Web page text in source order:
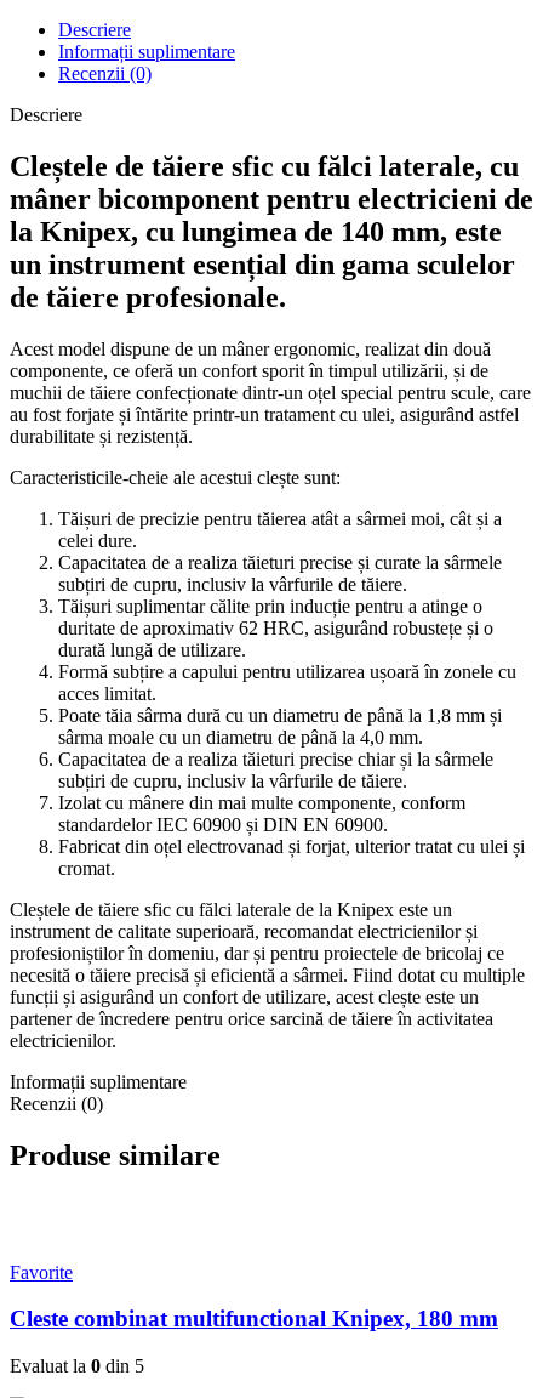
Descriere
Informații suplimentare
Recenzii (0)
Descriere
Cleștele de tăiere sfic cu fălci laterale, cu
mâner bicomponent pentru electricieni de
la Knipex, cu lungimea de 140 mm, este
un instrument esențial din gama sculelor
de tăiere profesionale.
Acest model dispune de un mâner ergonomic, realizat din două
componente, ce oferă un confort sporit în timpul utilizării, și de
muchii de tăiere confecționate dintr-un oțel special pentru scule, care
au fost forjate și întărite printr-un tratament cu ulei, asigurând astfel
durabilitate și rezistență.
Caracteristicile-cheie ale acestui clește sunt:
Tăișuri de precizie pentru tăierea atât a sârmei moi, cât și a
celei dure.
Capacitatea de a realiza tăieturi precise și curate la sârmele
subțiri de cupru, inclusiv la vârfurile de tăiere.
Tăișuri suplimentar călite prin inducție pentru a atinge o
duritate de aproximativ 62 HRC, asigurând robustețe și o
durată lungă de utilizare.
Formă subțire a capului pentru utilizarea ușoară în zonele cu
acces limitat.
Poate tăia sârma dură cu un diametru de până la 1,8 mm și
sârma moale cu un diametru de până la 4,0 mm.
Capacitatea de a realiza tăieturi precise chiar și la sârmele
subțiri de cupru, inclusiv la vârfurile de tăiere.
Izolat cu mânere din mai multe componente, conform
standardelor IEC 60900 și DIN EN 60900.
Fabricat din oțel electrovanad și forjat, ulterior tratat cu ulei și
cromat.
Cleștele de tăiere sfic cu fălci laterale de la Knipex este un
instrument de calitate superioară, recomandat electricienilor și
profesioniștilor în domeniu, dar și pentru proiectele de bricolaj ce
necesită o tăiere precisă și eficientă a sârmei. Fiind dotat cu multiple
funcții și asigurând un confort de utilizare, acest clește este un
partener de încredere pentru orice sarcină de tăiere în activitatea
electricienilor.
Informații suplimentare
Recenzii (0)
Produse similare
Favorite
Cleste combinat multifunctional Knipex, 180 mm
Evaluat la 0 din 5